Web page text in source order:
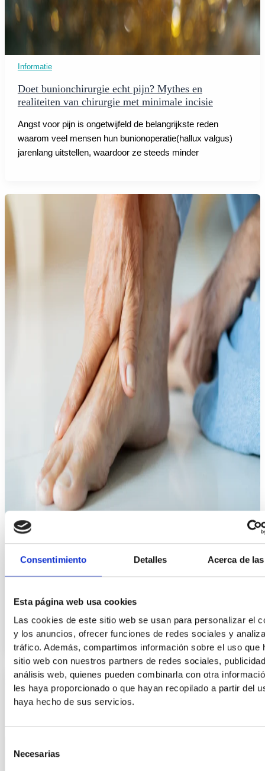
Consentimiento Detalles Acerca de
Esta página web usa cookies
Las cookies de este sitio web se usan para personalizar el
y los anuncios, ofrecer funciones de redes sociales y
tráfico. Además, compartimos información sobre el uso que
sitio web con nuestros partners de redes sociales,
análisis web, quienes pueden combinarla con otra
les haya proporcionado o que hayan recopilado a partir del
haya hecho de sus servicios.
Necesarias
Informatie
Doet bunionchirurgie echt pijn? Mythes en
realiteiten van chirurgie met minimale incisie
Angst voor pijn is ongetwijfeld de belangrijkste reden
waarom veel mensen hun bunionoperatie(hallux valgus)
jarenlang uitstellen, waardoor ze steeds minder
Herstel na een bunionoperatie: Alles wat u moet
weten
Het herstel na een bunionoperatie is een van de meest
zorgwekkende aspecten voor patiënten die een
bunionoperatie overwegen. Twijfels over